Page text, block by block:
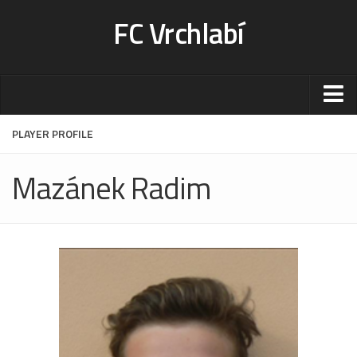
FC Vrchlabí
Stadion
Kontakt-rezervace
PLAYER PROFILE
Mazánek Radim